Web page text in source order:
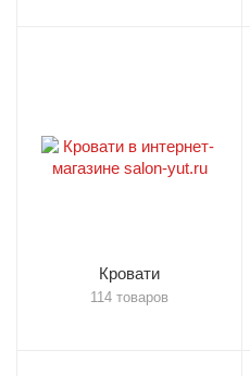
Кровати
114 товаров